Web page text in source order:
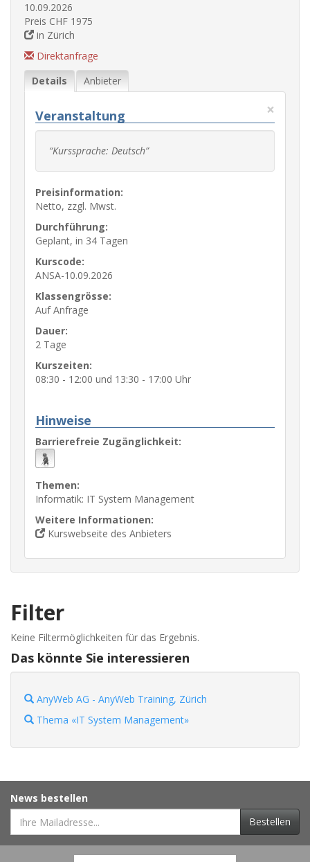
10.09.2026
Preis CHF 1975
in Zürich
Direktanfrage
Details
Anbieter
×
Veranstaltung
“Kurssprache: Deutsch”
Preisinformation:
Netto, zzgl. Mwst.
Durchführung:
Geplant, in 34 Tagen
Kurscode:
ANSA-10.09.2026
Klassengrösse:
Auf Anfrage
Dauer:
2 Tage
Kurszeiten:
08:30 - 12:00 und 13:30 - 17:00 Uhr
Hinweise
Barrierefreie Zugänglichkeit:
Themen:
Informatik: IT System Management
Weitere Informationen:
Kurswebseite des Anbieters
Filter
Keine Filtermöglichkeiten für das Ergebnis.
Das könnte Sie interessieren
AnyWeb AG - AnyWeb Training, Zürich
Thema «IT System Management»
News bestellen
Bestellen